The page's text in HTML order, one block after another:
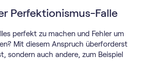
Perfektionismus-Falle
perfekt zu machen und Fehler um
Mit diesem Anspruch überforderst
sondern auch andere, zum Beispiel